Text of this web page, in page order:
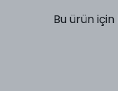
Bu ürün için